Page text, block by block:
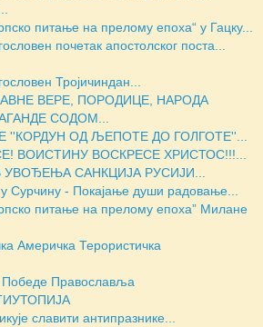
питање на прелому епоха“ у Гацку...
почетак апостолског поста...
Тројичиндан...
ВЕРЕ, ПОРОДИЦЕ, НАРОДА
СОДОМ...
ОД ЉЕПОТЕ ДО ГОЛГОТЕ''...
ВОИСТИНУ ВОСКРЕСЕ ХРИСТОС!!!...
САНКЦИЈА РУСИЈИ...
Сурчину - Покајање души радовање...
питање на прелому епоха” Милане
Америчка Терористичка
Православља
славити антипразнике...